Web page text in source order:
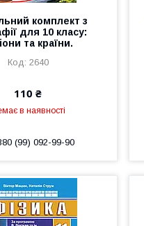
комплект з
для 10 класу:
та країни.
2640
110 ₴
в наявності
(99) 092-99-90